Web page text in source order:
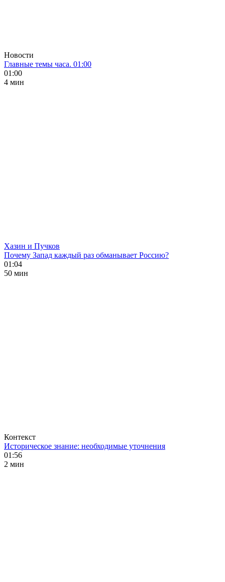
Новости
Главные темы часа. 01:00
01:00
4 мин
Хазин и Пучков
Почему Запад каждый раз обманывает Россию?
01:04
50 мин
Контекст
Историческое знание: необходимые уточнения
01:56
2 мин